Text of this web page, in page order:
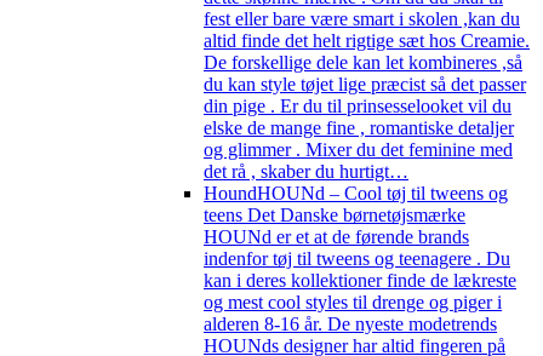
fest eller bare være smart i skolen ,kan du
altid finde det helt rigtige sæt hos Creamie.
De forskellige dele kan let kombineres ,så
du kan style tøjet lige præcist så det passer
din pige . Er du til prinsesselooket vil du
elske de mange fine , romantiske detaljer
og glimmer . Mixer du det feminine med
det rå , skaber du hurtigt…
HoundHOUNd – Cool tøj til tweens og
teens Det Danske børnetøjsmærke
HOUNd er et at de førende brands
indenfor tøj til tweens og teenagere . Du
kan i deres kollektioner finde de lækreste
og mest cool styles til drenge og piger i
alderen 8-16 år. De nyeste modetrends
HOUNds designer har altid fingeren på